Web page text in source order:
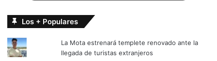
Los + Populares
La Mota estrenará templete renovado ante la
llegada de turistas extranjeros